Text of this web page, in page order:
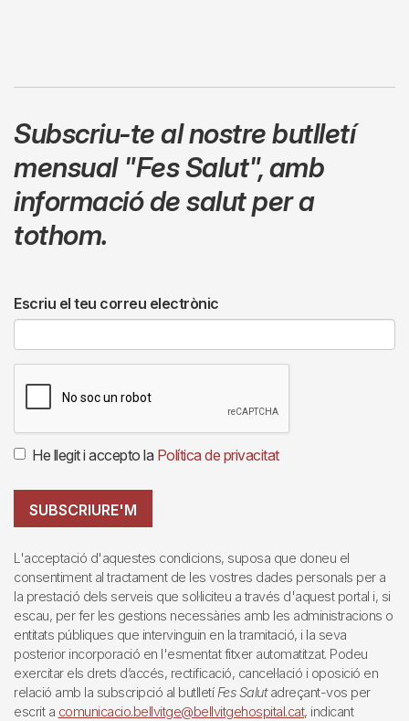
Subscriu-te al nostre butlletí
mensual "Fes Salut",amb
informació de salut per a
tothom.
Escriu el teu correu electrònic
He llegit i accepto la Política de privacitat
SUBSCRIURE'M
L'acceptació d'aquestes condicions, suposa que doneu el
consentiment al tractament de les vostres dades personals per a
la prestació dels serveis que sol·liciteu a través d'aquest portal i, si
escau, per fer les gestions necessàries amb les administracions o
entitats públiques que intervinguin en la tramitació, i la seva
posterior incorporació en l'esmentat fitxer automatitzat. Podeu
exercitar els drets d’accés, rectificació, cancel·lació i oposició en
relació amb la subscripció al butlletí Fes Salutadreçant-vos per
escrit a comunicacio.bellvitge@bellvitgehospital.cat, indicant